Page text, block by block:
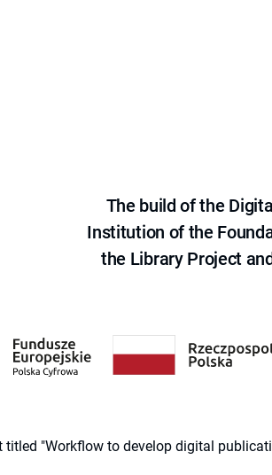
The build of the
Institution of the
the Library Project
titled "Workflow to develop digital